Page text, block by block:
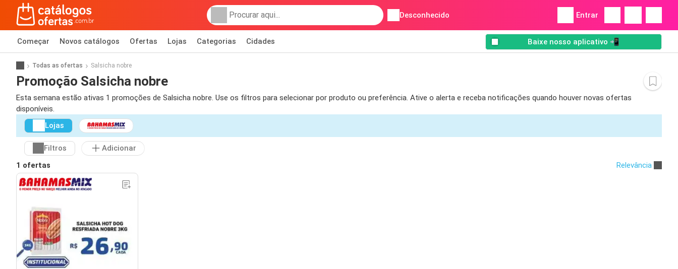
Desconhecido Entrar
Começar Novos catálogos Ofertas Lojas Categorias Cidades Baixe nosso aplicativo 📲
Todas as ofertas Salsicha nobre
Promoção Salsicha nobre
Esta semana estão ativas 1 promoções de Salsicha nobre. Use os filtros para selecionar por produto ou preferência. Ative o alerta e receba notificações quando houver novas ofertas
disponíveis.
Lojas
Filtros
Adicionar
1 ofertas
Relevância